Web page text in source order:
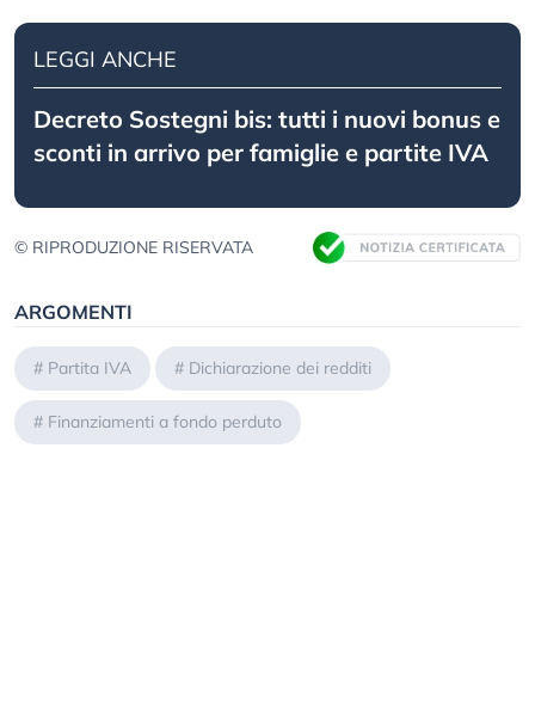
LEGGI ANCHE
Decreto Sostegni bis: tutti i nuovi bonus e
sconti in arrivo per famiglie e partite IVA
© RIPRODUZIONE RISERVATA
ARGOMENTI
# Partita IVA # Dichiarazione dei redditi
# Finanziamenti a fondo perduto